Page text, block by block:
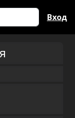
Вход